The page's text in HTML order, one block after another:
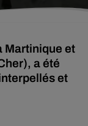
Martinique et
a été
et